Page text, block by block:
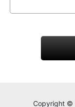
Copyright ©